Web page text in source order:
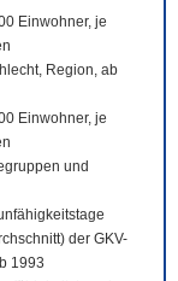
Einwohner, je
Region, ab
Einwohner, je
und
der GKV-
1993